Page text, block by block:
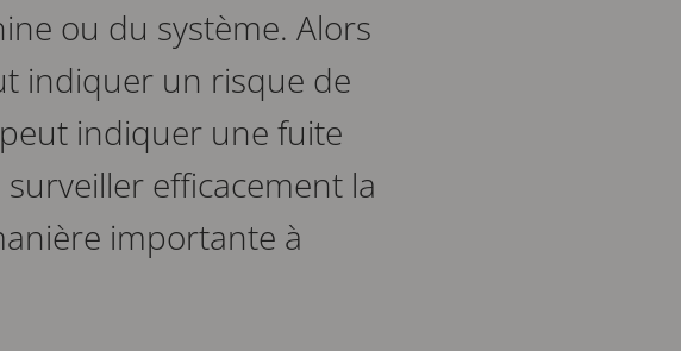
ou du système. Alors
indiquer un risque de
indiquer une fuite
efficacement la
importante à